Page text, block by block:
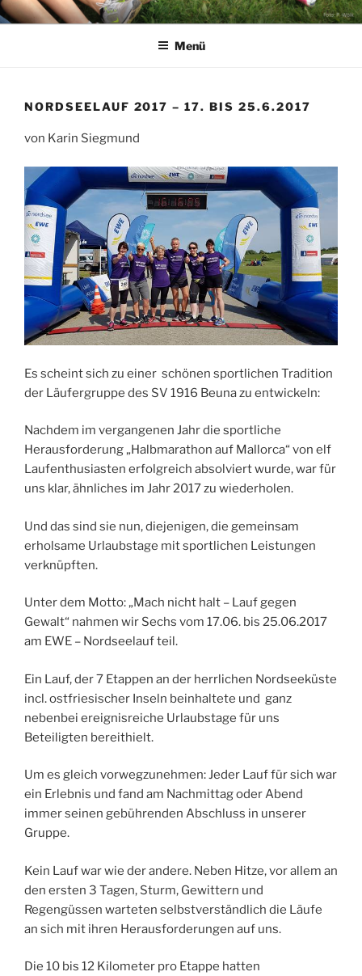
Zum
InhaltLAUFEN
Menü
NORDSEELAUF 2017 – 17. BIS 25.6.2017
von Karin Siegmund
Es scheint sich zu einer schönen sportlichen Tradition
der Läufergruppe des SV 1916 Beuna zu entwickeln:
Nachdem im vergangenen Jahr die sportliche
Herausforderung „Halbmarathon auf Mallorca“ von elf
Laufenthusiasten erfolgreich absolviert wurde, war für
uns klar, ähnliches im Jahr 2017 zu wiederholen.
Und das sind sie nun, diejenigen, die gemeinsam
erholsame Urlaubstage mit sportlichen Leistungen
verknüpften.
Unter dem Motto: „Mach nicht halt – Lauf gegen
Gewalt“ nahmen wir Sechs vom 17.06. bis 25.06.2017
am EWE – Nordseelauf teil.
Ein Lauf, der 7 Etappen an der herrlichen Nordseeküste
incl. ostfriesischer Inseln beinhaltete und ganz
nebenbei ereignisreiche Urlaubstage für uns
Beteiligten bereithielt.
Um es gleich vorwegzunehmen: Jeder Lauf für sich war
ein Erlebnis und fand am Nachmittag oder Abend
immer seinen gebührenden Abschluss in unserer
Gruppe.
Kein Lauf war wie der andere. Neben Hitze, vor allem an
den ersten 3 Tagen, Sturm, Gewittern und
Regengüssen warteten selbstverständlich die Läufe
an sich mit ihren Herausforderungen auf uns.
Die 10 bis 12 Kilometer pro Etappe hatten